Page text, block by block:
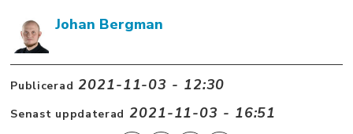
Johan Bergman
Publicerad 2021-11-03 - 12:30
Senast uppdaterad 2021-11-03 - 16:51